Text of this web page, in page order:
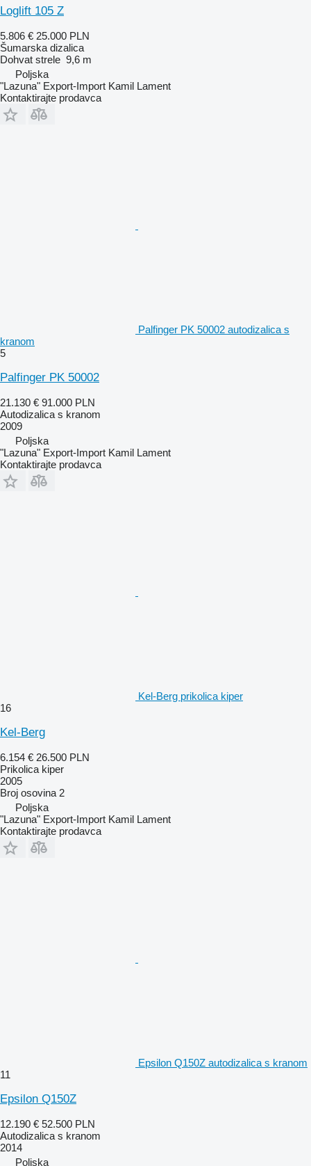
Loglift 105 Z
5.806 € 25.000 PLN
Šumarska dizalica
Dohvat strele 9,6 m
Poljska
"Lazuna" Export-Import Kamil Lament
Kontaktirajte prodavca
Palfinger PK 50002 autodizalica s
kranom
5
Palfinger PK 50002
21.130 € 91.000 PLN
Autodizalica s kranom
2009
Poljska
"Lazuna" Export-Import Kamil Lament
Kontaktirajte prodavca
Kel-Berg prikolica kiper
16
Kel-Berg
6.154 € 26.500 PLN
Prikolica kiper
2005
Broj osovina 2
Poljska
"Lazuna" Export-Import Kamil Lament
Kontaktirajte prodavca
Epsilon Q150Z autodizalica s kranom
11
Epsilon Q150Z
12.190 € 52.500 PLN
Autodizalica s kranom
2014
Poljska